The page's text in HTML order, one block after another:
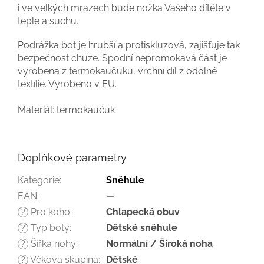
i ve velkých mrazech bude nožka Vašeho dítěte v
teple a suchu.
Podrážka bot je hrubší a protiskluzová, zajišťuje tak
bezpečnost chůze. Spodní nepromokavá část je
vyrobena z termokaučuku, vrchní díl z odolné
textílie. Vyrobeno v EU.
Materiál: termokaučuk
Doplňkové parametry
Kategorie:
Sněhule
EAN: —
? Pro koho: Chlapecká obuv
? Typ boty: Dětské sněhule
? Šířka nohy: Normální / Široká noha
? Věková skupina: Dětské